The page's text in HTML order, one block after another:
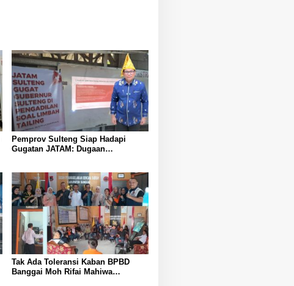
Pemprov Sulteng Siap Hadapi
Gugatan JATAM: Dugaan
Morowali Sejahtera
Tak Ada Toleransi Kaban BPBD
Banggai Moh Rifai Mahiwa